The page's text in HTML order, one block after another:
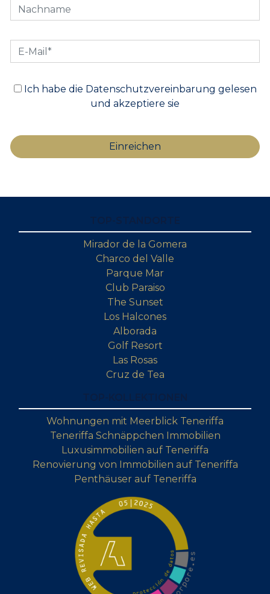
Ich habe die Datenschutzvereinbarung gelesen
und akzeptiere sie
Mirador de la Gomera
Charco del Valle
Parque Mar
Club Paraiso
The Sunset
Los Halcones
Alborada
Golf Resort
Las Rosas
Cruz de Tea
Wohnungen mit Meerblick Teneriffa
Teneriffa Schnäppchen Immobilien
Luxusimmobilien auf Teneriffa
Renovierung von Immobilien auf Teneriffa
Penthäuser auf Teneriffa